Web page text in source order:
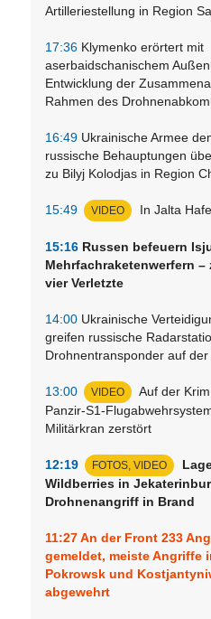
Artilleriestellung in Region
17:36 Klymenko erörtert mit
aserbaidschanischem
Entwicklung der
Rahmen des
16:49 Ukrainische Armee
russische Behauptungen
zu Bilyj Kolodjas in Region
15:49 VIDEO In Jalta
15:16 Russen befeuern
Mehrfachraketenwerfern –
vier Verletzte
14:00 Ukrainische
greifen russische
Drohnentransponder auf der
13:00 VIDEO
Auf der
Panzir-S1-
Militärkran zerstört
12:19 FOTOS, VIDEO
Wildberries in
Drohnenangriff in Brand
11:27An der Front 233
gemeldet, meiste Angriffe
Pokrowsk und
abgewehrt